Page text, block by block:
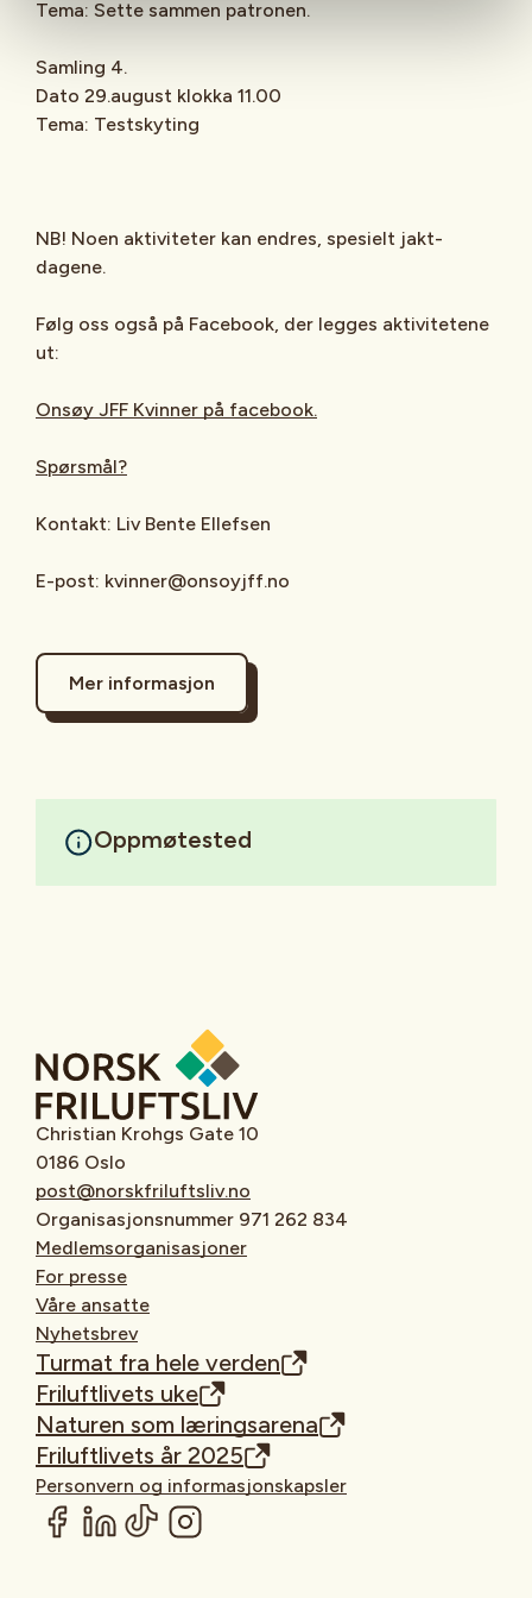
Tema: Sette sammen patronen.
Samling 4.
Dato 29.august klokka 11.00
Tema: Testskyting
NB! Noen aktiviteter kan endres, spesielt jakt-
dagene.
Følg oss også på Facebook, der legges aktivitetene
ut:
Onsøy JFF Kvinner på facebook.
Spørsmål?
Kontakt: Liv Bente Ellefsen
E-post: kvinner@onsoyjff.no
Mer informasjon
Oppmøtested
Christian Krohgs Gate 10
0186 Oslo
post@norskfriluftsliv.no
Organisasjonsnummer 971 262 834
Medlemsorganisasjoner
For presse
Våre ansatte
Nyhetsbrev
Turmat fra hele verden
Friluftlivets uke
Naturen som læringsarena
Friluftlivets år 2025
Personvern og informasjonskapsler